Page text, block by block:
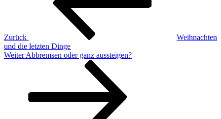
Zurück
Weihnachten
und die letzten Dinge
Nächster
Weiter Abbremsen oder ganz aussteigen?